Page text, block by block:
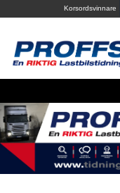
to
Korsordsvinnare